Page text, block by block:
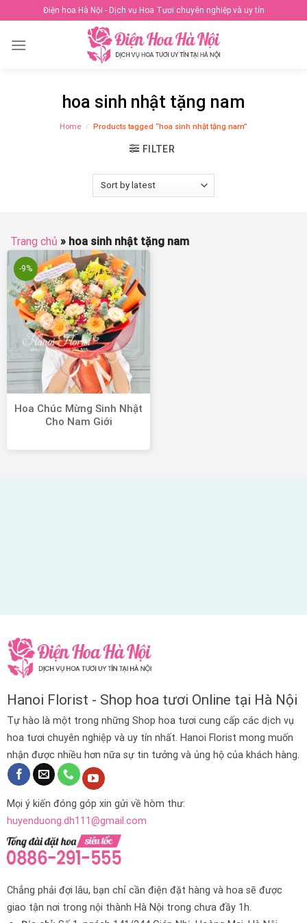
to
content
Điện hoa Hà Nội - Dịch vụ Hoa Tươi chuyên nghiệp và uy tín
hoa sinh nhật tặng nam
Home / Products tagged “hoa sinh nhật tặng nam”
FILTER
Trang chủ » hoa sinh nhật tặng nam
-9%
Hoa Chúc Mừng Sinh Nhật
Cho Nam Giới
Hanoi Florist - Shop hoa tươi Online tại Hà Nội
Tự hào là một trong những Shop hoa tươi cung cấp các dịch vụ
hoa tươi chuyên nghiệp và uy tín nhất. Hanoi Florist mong muốn
nhận được nhiều hơn nữa sự tin tưởng và ủng hộ của khách hàng.
Mọi ý kiến đóng góp xin gửi về hòm thư:
huyenduong.dh111@gmail.com
Chẳng phải đợi lâu, bạn chỉ cần điện đặt hàng và hoa sẽ được
giao tận nơi trong nội thành Hà Nội trong chưa đầy 1h.